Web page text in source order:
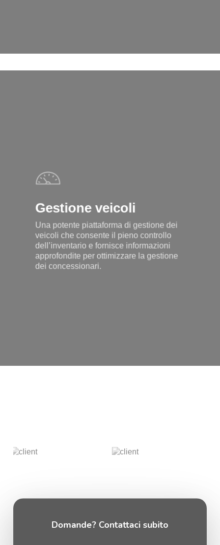
Gestione veicoli
Una potente piattaforma di gestione dei
veicoli che consente il pieno controllo
dell’inventario e fornisce informazioni
approfondite per ottimizzare la gestione
dei concessionari.
Domande? Contattaci subito